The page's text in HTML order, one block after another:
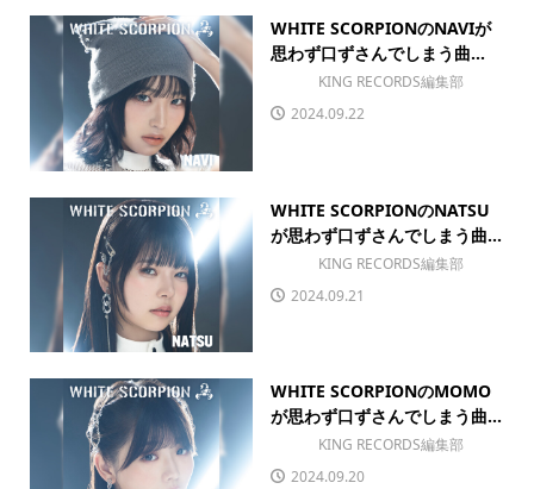
WHITE SCORPIONのNAVIが
思わず口ずさんでしまう曲...
KING RECORDS編集部
2024.09.22
WHITE SCORPIONのNATSU
が思わず口ずさんでしまう曲...
KING RECORDS編集部
2024.09.21
WHITE SCORPIONのMOMO
が思わず口ずさんでしまう曲...
KING RECORDS編集部
2024.09.20